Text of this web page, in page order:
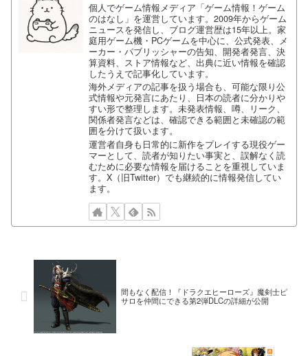
個人でゲーム情報メディア「ゲーム情報！ゲーム
のはなし」を運営しています。2009年からゲーム
ニュースを発信し、ブログ運営歴は15年以上。家
庭用ゲーム機・PCゲームを中心に、公式発表、メ
ーカー・パブリッシャーの告知、開発者発言、決
算資料、ストア情報など、出典に近い情報を確認
したうえで記事化しています。
海外メディアの記事を扱う場合も、可能な限り公
式情報や元発言にあたり、日本の読者に分かりや
すい形で整理します。未発表情報、噂、リーク、
関係者発言などは、確認できる範囲と未確認の範
囲を分けて扱います。
運営者自身も日常的に新作をプレイする現役ゲー
マーとして、読者が知りたい事実と、誤解なく読
むために必要な情報を届けることを重視していま
す。X（旧Twitter）でも継続的に情報発信してい
ます。
間もなく配信！『ドラクエヒーローズ』魔剣士ピ
サロを仲間にできる第2弾DLCの詳細が公開